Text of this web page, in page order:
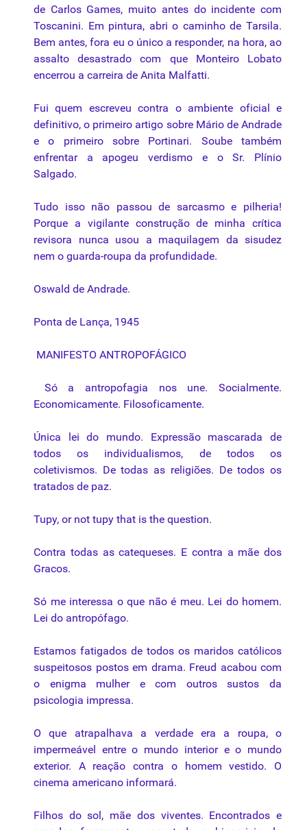
de Carlos Games, muito antes do incidente com
Toscanini. Em pintura, abri o caminho de Tarsila.
Bem antes, fora eu o único a responder, na hora, ao
assalto desastrado com que Monteiro Lobato
encerrou a carreira de Anita Malfatti.
Fui quem escreveu contra o ambiente oficial e
definitivo, o primeiro artigo sobre Mário de Andrade
e o primeiro sobre Portinari. Soube também
enfrentar a apogeu verdismo e o Sr. Plínio
Salgado.
Tudo isso não passou de sarcasmo e pilheria!
Porque a vigilante construção de minha crítica
revisora nunca usou a maquilagem da sisudez
nem o guarda-roupa da profundidade.
Oswald de Andrade.
Ponta de Lança, 1945
MANIFESTO ANTROPOFÁGICO
Só a antropofagia nos une. Socialmente.
Economicamente. Filosoficamente.
Única lei do mundo. Expressão mascarada de
todos os individualismos, de todos os
coletivismos. De todas as religiões. De todos os
tratados de paz.
Tupy, or not tupy that is the question.
Contra todas as catequeses. E contra a mãe dos
Gracos.
Só me interessa o que não é meu. Lei do homem.
Lei do antropófago.
Estamos fatigados de todos os maridos católicos
suspeitosos postos em drama. Freud acabou com
o enigma mulher e com outros sustos da
psicologia impressa.
O que atrapalhava a verdade era a roupa, o
impermeável entre o mundo interior e o mundo
exterior. A reação contra o homem vestido. O
cinema americano informará.
Filhos do sol, mãe dos viventes. Encontrados e